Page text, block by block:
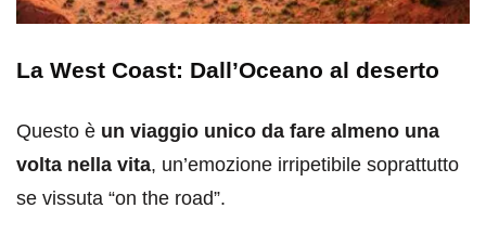
La West Coast: Dall’Oceano al deserto
Questo è un viaggio unico da fare almeno una
volta nella vita, un’emozione irripetibile soprattutto
se vissuta “on the road”.